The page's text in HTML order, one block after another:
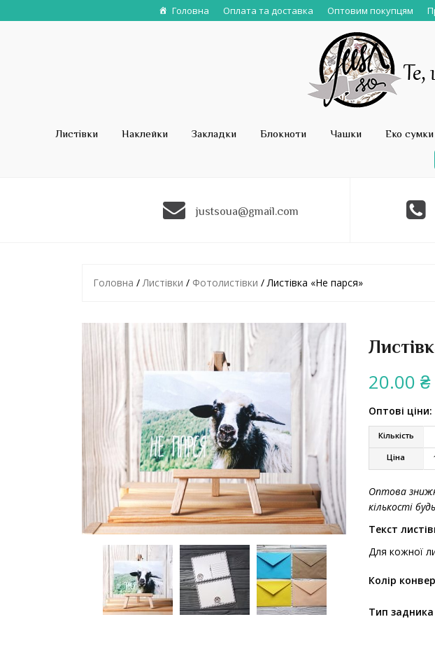
Головна Оплата та доставка Оптовим покупцям
Листівки Наклейки Закладки Блокноти Чашки Еко сумки
justsoua@gmail.com
Головна /Листівки / Фотолистівки / Листівка «Не парся»
20.00 ₴
Оптові ціни:
Кількість
Ціна
Оптова
кількості
Текст
Для кожної
Колір
Тип задника